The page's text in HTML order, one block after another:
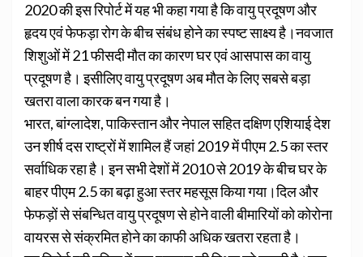
2020 की इस रिपोर्ट में यह भी कहा गया है कि वायु प्रदूषण और
हृदय एवं फेफड़ा रोग के बीच संबंध होने का स्पष्ट साक्ष्य है।नवजात
शिशुओं में 21 फीसदी मौत का कारण घर एवं आसपास का वायु
प्रदूषण है। इसीलिए वायु प्रदूषण अब मौत के लिए सबसे बड़ा
खतरा वाला कारक बन गया है।
भारत, बांग्लादेश, पाकिस्तान और नेपाल सहित दक्षिण एशियाई देश
उन शीर्ष दस राष्ट्रों में शामिल हैं जहां 2019 में पीएम 2.5 का स्तर
सर्वाधिक रहा है। इन सभी देशों में 2010 से 2019 के बीच घर के
बाहर पीएम 2.5 का बढ़ा हुआ स्तर महसूस किया गया।दिल और
फेफड़ों से संबन्धित वायु प्रदूषण से होने वाली बीमारियों को कोरोना
वायरस से संक्रमित होने का काफी अधिक खतरा रहता है।